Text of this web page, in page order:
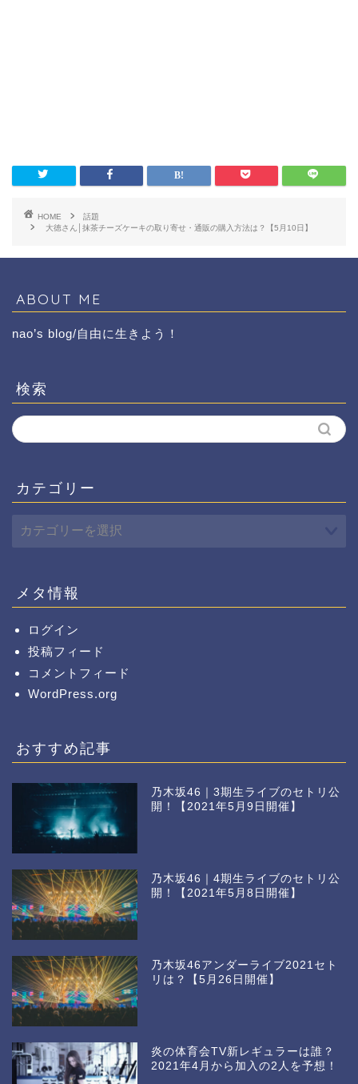
HOME
話題
大徳さん│抹茶チーズケーキの取り寄せ・通販の購入方法は？【5月10日】
ABOUT ME
nao’s blog/自由に生きよう！
検索
カテゴリー
メタ情報
ログイン
投稿フィード
コメントフィード
WordPress.org
おすすめ記事
乃木坂46｜3期生ライブのセトリ公
開！【2021年5月9日開催】
乃木坂46｜4期生ライブのセトリ公
開！【2021年5月8日開催】
乃木坂46アンダーライブ2021セト
リは？【5月26日開催】
炎の体育会TV新レギュラーは誰？
2021年4月から加入の2人を予想！